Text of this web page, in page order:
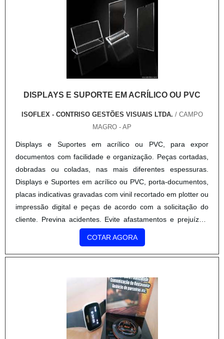
DISPLAYS E SUPORTE EM ACRÍLICO OU PVC
ISOFLEX - CONTRISO GESTÕES VISUAIS LTDA. / CAMPO
MAGRO - AP
Displays e Suportes em acrílico ou PVC, para expor
documentos com facilidade e organização. Peças cortadas,
dobradas ou coladas, nas mais diferentes espessuras.
Displays e Suportes em acrílico ou PVC, porta-documentos,
placas indicativas gravadas com vinil recortado em plotter ou
impressão digital e peças de acordo com a solicitação do
cliente. Previna acidentes. Evite afastamentos e prejuízos.
Utilize os organizadores de EPIs para falicitar a v...
COTAR AGORA